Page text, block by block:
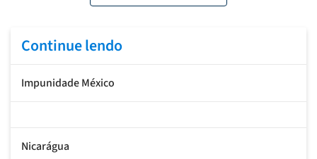
Continue lendo
Impunidade México
Nicarágua